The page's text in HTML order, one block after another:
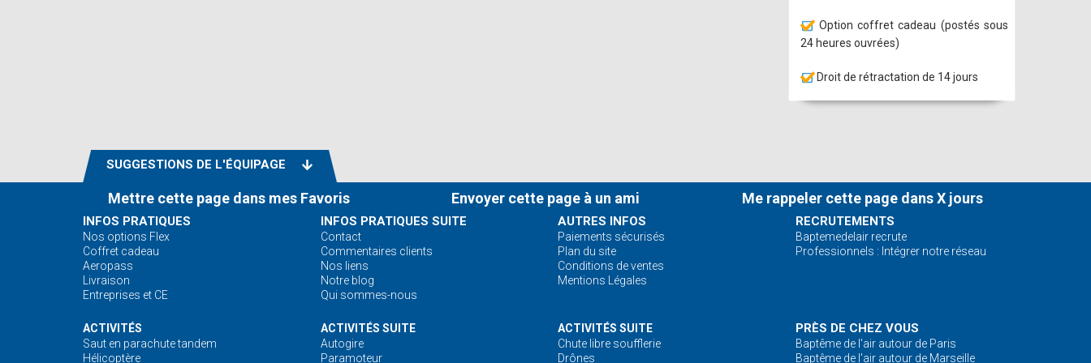
Option coffret cadeau (postés sous
24 heures ouvrées)
Droit de rétractation de 14 jours
SUGGESTIONS DE L'ÉQUIPAGE
Mettre cette page dans mes Favoris Envoyer cette page à un ami Me rappeler cette page dans X jours
INFOS PRATIQUES
Nos options Flex
Coffret cadeau
Aeropass
Livraison
Entreprises et CE
INFOS PRATIQUES SUITE
Contact
Commentaires clients
Nos liens
Notre blog
Qui sommes-nous
AUTRES INFOS
Paiements sécurisés
Plan du site
Conditions de ventes
Mentions Légales
RECRUTEMENTS
Baptemedelair recrute
Professionnels : Intégrer notre réseau
ACTIVITÉS
Saut en parachute tandem
Hélicoptère
ACTIVITÉS SUITE
Autogire
Paramoteur
ACTIVITÉS SUITE
Chute libre soufflerie
Drônes
PRÈS DE CHEZ VOUS
Baptême de l'air autour de Paris
Baptême de l'air autour de Marseille